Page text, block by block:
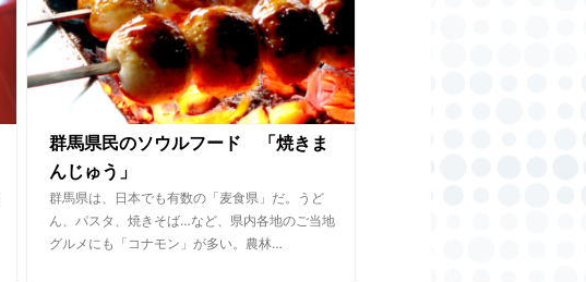
群馬県民のソウルフード 「焼きま
んじゅう」
群馬県は、日本でも有数の「麦食県」だ。うど
ん、パスタ、焼きそば…など、県内各地のご当地
グルメにも「コナモン」が多い。農林…